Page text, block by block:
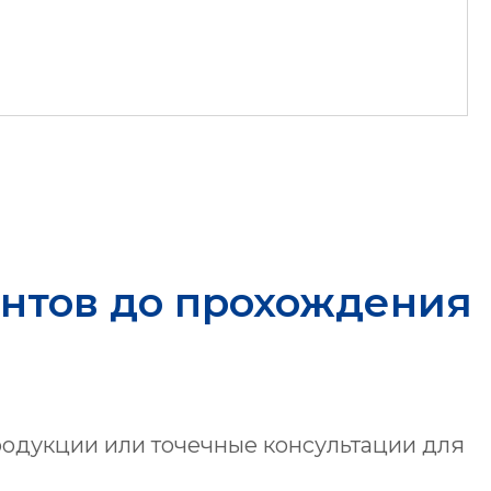
до прохождения
или точечные консультации для